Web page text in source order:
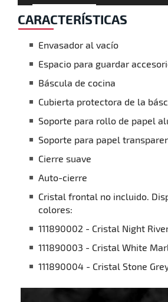
CARACTERÍSTICAS
Envasador al vacío
Espacio para guardar
Báscula de cocina
Cubierta protectora de la
Soporte para rollo de papel
Soporte para papel
Cierre suave
Auto-cierre
Cristal frontal no incluido.
colores:
111890002 - Cristal Night
111890003 - Cristal White
111890004 - Cristal Stone